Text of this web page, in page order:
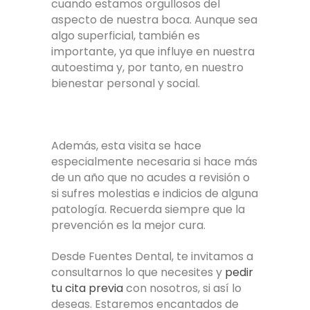
cuando estamos orgullosos del
aspecto de nuestra boca. Aunque sea
algo superficial, también es
importante, ya que influye en nuestra
autoestima y, por tanto, en nuestro
bienestar personal y social.
Además, esta visita se hace
especialmente necesaria si hace más
de un año que no acudes a revisión o
si sufres molestias e indicios de alguna
patología. Recuerda siempre que la
prevención es la mejor cura.
Desde Fuentes Dental, te invitamos a
consultarnos lo que necesites y pedir
tu cita previacon nosotros, si así lo
deseas. Estaremos encantados de